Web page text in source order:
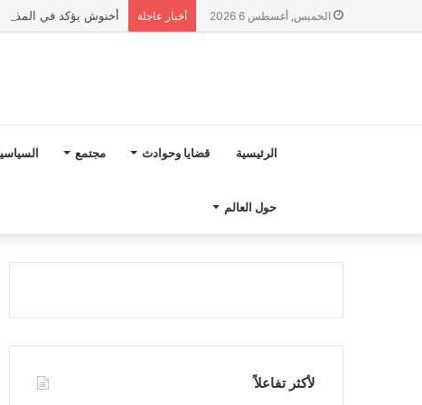
الخميس, أغسطس 6 2026 أخبار عاجلة أخنوش يؤكد في المذكرة التوجيهية حول ميزانية 2027 أن
الرئيسية قضايا وحوادث مجتمع
حول العالم
لأكثر تفاعلاً